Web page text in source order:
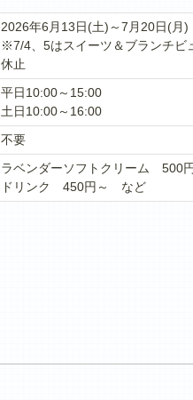
2026年6月13日(土)～7月20日(月)
※7/4、5はスイーツ＆ブランチビ
休止
平日10:00～15:00
土日10:00～16:00
不要
ラベンダーソフトクリーム 500円
ドリンク 450円～ など